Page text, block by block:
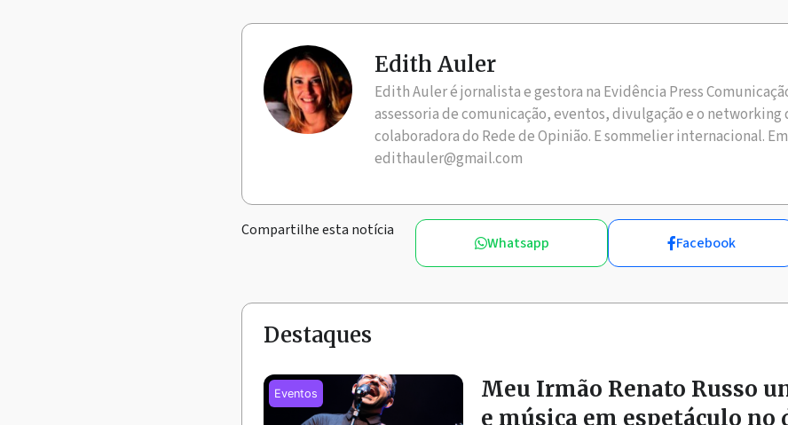
Edith Auler
Edith Auler é jornalista e gestora na Evidência Press
assessoria de comunicação, eventos, divulgação e o networking
colaboradora do Rede de Opinião. E sommelier internacional.
edithauler@gmail.com
Compartilhe esta notícia
Whatsapp Facebook
Destaques
Meu Irmão Renato Russo
e música em espetáculo no